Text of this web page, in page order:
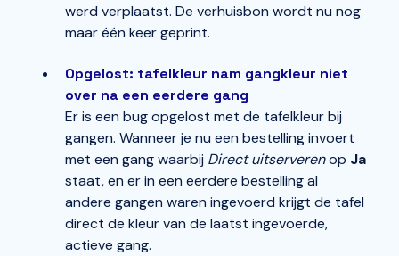
werd verplaatst. De verhuisbon wordt nu nog
maar één keer geprint.
Opgelost: tafelkleur nam gangkleur niet
over na een eerdere gang
Er is een bug opgelost met de tafelkleur bij
gangen. Wanneer je nu een bestelling invoert
met een gang waarbij Direct uitserverenop Ja
staat, en er in een eerdere bestelling al
andere gangen waren ingevoerd krijgt de tafel
direct de kleur van de laatst ingevoerde,
actieve gang.